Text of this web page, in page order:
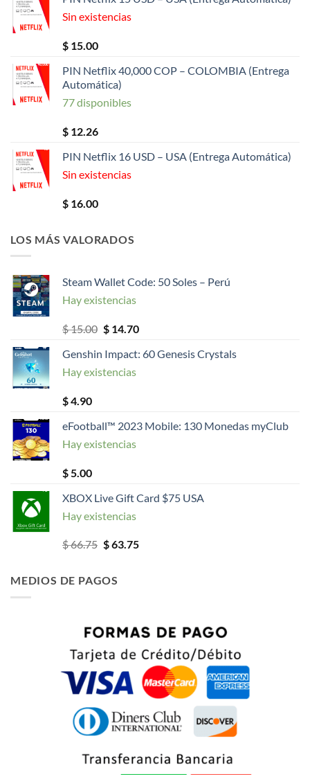
Sin existencias
$ 15.00
PIN Netflix 40,000 COP – COLOMBIA (Entrega
Automática)
77 disponibles
$ 12.26
PIN Netflix 16 USD – USA (Entrega Automática)
Sin existencias
$ 16.00
LOS MÁS VALORADOS
Steam Wallet Code: 50 Soles – Perú
Hay existencias
$15.00 El
original
era:
$14.70El
actual
Genshin Impact: 60 Genesis Crystals
Hay existencias
$4.90
eFootball™ 2023 Mobile: 130 Monedas myClub
Hay existencias
$ 5.00
XBOX Live Gift Card $75 USA
Hay existencias
$66.75 El
era:
$63.75El
MEDIOS DE PAGOS